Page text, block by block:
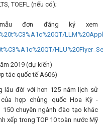
TOEFL (nếu có);
đơn đăng ký xem
2019 (dự kiến)
tác quốc tế A606)
lâu đời với hơn 125 năm lịch sử
hợp chủng quốc Hoa Kỳ -
150 chuyên ngành đào tạo khác
xếp trong TOP 10 toàn nước Mỹ